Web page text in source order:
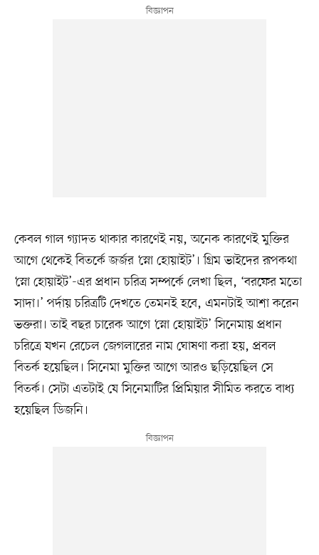
কেবল গাল গ্যাদত থাকার কারণেই নয়, অনেক কারণেই মুক্তির
আগে থেকেই বিতর্কে জর্জর ‘স্নো হোয়াইট’। গ্রিম ভাইদের রূপকথা
‘স্নো হোয়াইট’-এর প্রধান চরিত্র সম্পর্কে লেখা ছিল, ‘বরফের মতো
সাদা।’ পর্দায় চরিত্রটি দেখতে তেমনই হবে, এমনটাই আশা করেন
ভক্তরা। তাই বছর চারেক আগে ‘স্নো হোয়াইট’ সিনেমায় প্রধান
চরিত্রে যখন রেচেল জেগলারের নাম ঘোষণা করা হয়, প্রবল
বিতর্ক হয়েছিল। সিনেমা মুক্তির আগে আরও ছড়িয়েছিল সে
বিতর্ক। সেটা এতটাই যে সিনেমাটির প্রিমিয়ার সীমিত করতে বাধ্য
হয়েছিল ডিজনি।